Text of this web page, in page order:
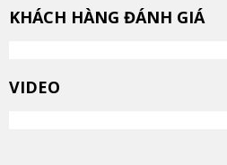
KHÁCH HÀNG ĐÁNH GIÁ
VIDEO